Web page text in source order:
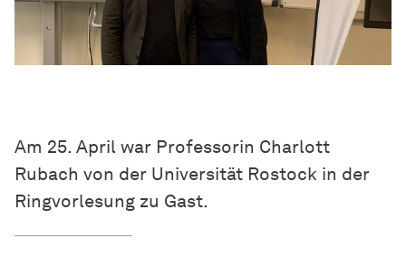
Am 25. April war Professorin Charlott
Rubach von der Universität Rostock in der
Ringvorlesung zu Gast.